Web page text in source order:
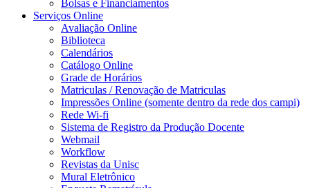
Bolsas e Financiamentos
Serviços Online
Avaliação Online
Biblioteca
Calendários
Catálogo Online
Grade de Horários
Matriculas / Renovação de Matriculas
Impressões Online (somente dentro da rede dos campi)
Rede Wi-fi
Sistema de Registro da Produção Docente
Webmail
Workflow
Revistas da Unisc
Mural Eletrônico